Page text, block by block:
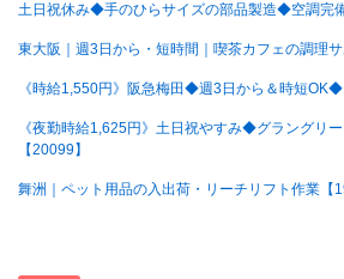
土日祝休み◆手のひらサイズの部品製造◆空調完
東大阪｜週3日から・短時間｜喫茶カフェの調理サ
《時給1,550円》阪急梅田◆週3日から＆時短OK◆
《夜勤時給1,625円》土日祝やすみ◆グラングリ
【20099】
舞洲｜ペット用品の入出荷・リーチリフト作業【